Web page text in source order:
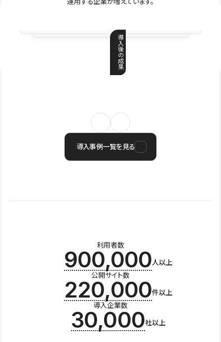
導
入
後
の
成
果
導入事例一覧を見る
利用者数
900,000人以上
公開サイト数
220,000件以上
導入企業数
30,000社以上